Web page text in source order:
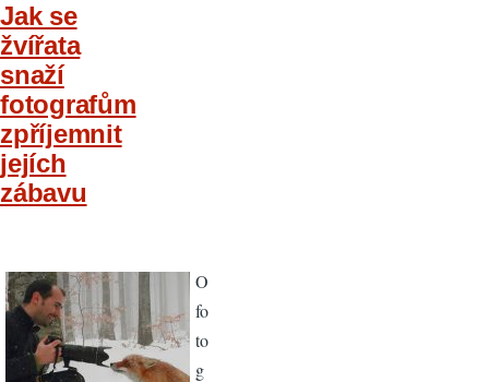
Jak se
žvířata
snaží
fotografům
zpříjemnit
jejích
zábavu
O
fo
to
g